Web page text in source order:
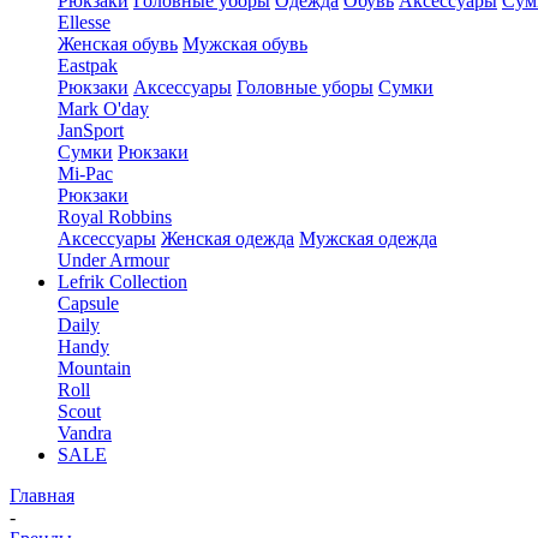
Ellesse
Женская обувь Мужская обувь
Eastpak
Рюкзаки Аксессуары Головные уборы Сумки
Mark O'day
JanSport
Сумки Рюкзаки
Mi-Pac
Рюкзаки
Royal Robbins
Аксессуары Женская одежда Мужская одежда
Under Armour
Lefrik Collection
Capsule
Daily
Handy
Mountain
Roll
Scout
Vandra
SALE
Главная
-